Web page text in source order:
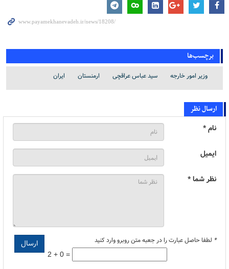
برچسب‌ها
وزیر امور خارجه سید عباس عراقچی ارمنستان ایران
ارسال نظر
نام *
ایمیل
نظر شما *
* لطفا حاصل عبارت را در جعبه متن روبرو وارد کنید
2 + 0 =